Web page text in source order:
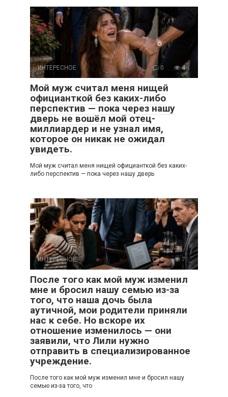
ИНТЕРЕСНОЕ 0 4
Мой муж считал меня нищей
официанткой без каких-либо
перспектив — пока через нашу
дверь не вошёл мой отец-
миллиардер и не узнал имя,
которое он никак не ожидал
увидеть.
Мой муж считал меня нищей официанткой без каких-
либо перспектив — пока через нашу дверь
ИНТЕРЕСНОЕ 0 7
После того как мой муж изменил
мне и бросил нашу семью из-за
того, что наша дочь была
аутичной, мои родители приняли
нас к себе. Но вскоре их
отношение изменилось — они
заявили, что Лили нужно
отправить в специализированное
учреждение.
После того как мой муж изменил мне и бросил нашу
семью из-за того, что